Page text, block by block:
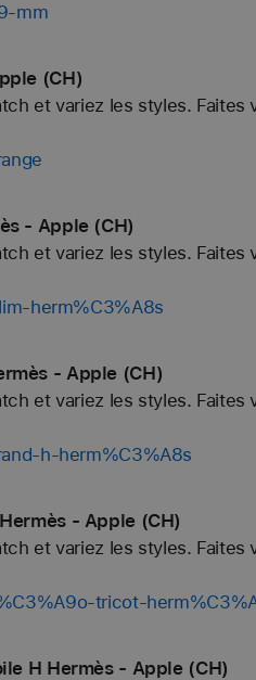
mm
(CH)
et variez les styles.
- Apple (CH)
et variez les styles.
herm%C3%A8s
- Apple (CH)
et variez les styles.
h-herm%C3%A8s
- Apple (CH)
et variez les styles.
tricot-
H Hermès - Apple (CH)